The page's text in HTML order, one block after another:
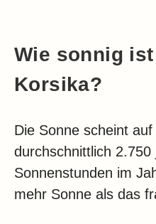
Wie sonnig
Korsika?
Die Sonne scheint
durchschnittlich 2.750
Sonnenstunden im
mehr Sonne als das